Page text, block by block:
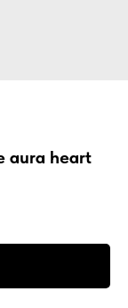
aura heart